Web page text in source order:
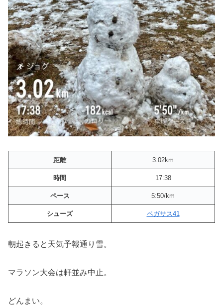
距離 3.02km
時間 17:38
ペース 5:50/km
シューズ ペガサス41
朝起きると天気予報通り雪。
マラソン大会は軒並み中止。
どんまい。